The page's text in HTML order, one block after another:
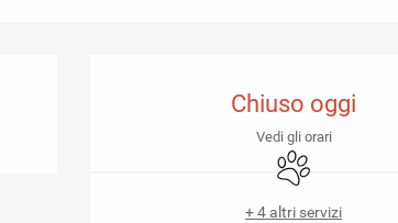
Orari e contatti
Chiuso oggi
Vedi gli orari
Animali ammessi
+ 4 altri servizi